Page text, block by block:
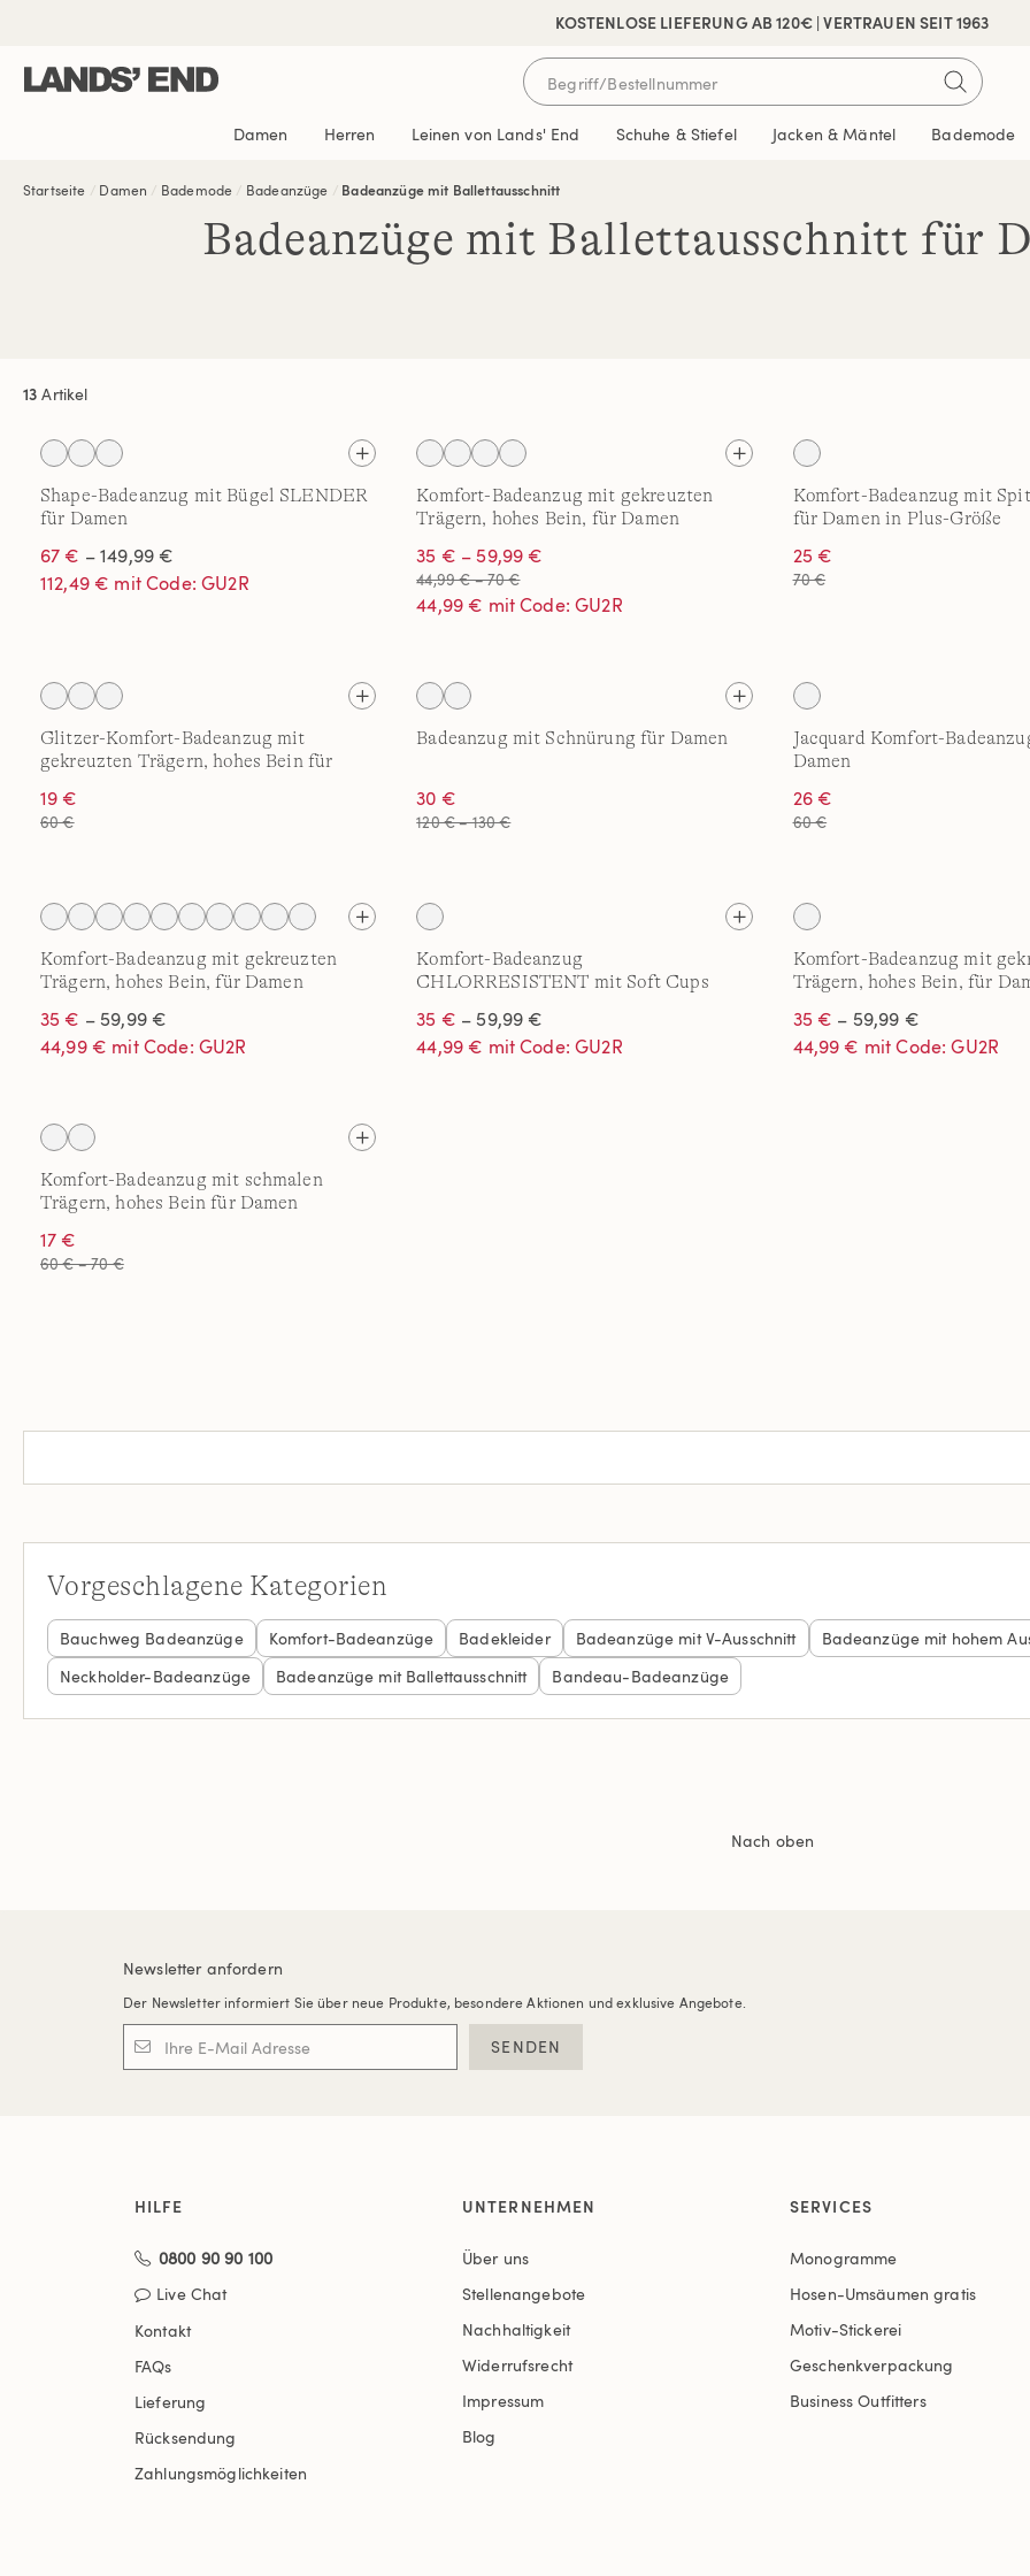
Inhalt
Navigation
Suche
KOSTENLOSE LIEFERUNG AB 120€ | VERTRAUEN SEIT 1963
🔒 SICHER BEZAHLEN
Damen Herren Leinen von Lands' End Schuhe & Stiefel Jacken & Mäntel Bademode
Startseite Damen Bademode Badeanzüge Badeanzüge mit Ballettausschnitt
Badeanzüge mit Ballettausschnitt für
13 Artikel
Shape-Badeanzug mit Bügel SLENDER
für Damen
67 € – 149,99 €
112,49 € mit Code: GU2R
Komfort-Badeanzug mit gekreuzten
Trägern, hohes Bein, für Damen
35 € – 59,99 €
44,99 € – 70 €
44,99 € mit Code: GU2R
Komfort-Badeanzug mit
für Damen in Plus-Größe
25 €
70 €
Glitzer-Komfort-Badeanzug mit
gekreuzten Trägern, hohes Bein für
19 €
60 €
Badeanzug mit Schnürung für Damen
30 €
120 € – 130 €
Jacquard Komfort-
Damen
26 €
60 €
Komfort-Badeanzug mit gekreuzten
Trägern, hohes Bein, für Damen
35 € – 59,99 €
44,99 € mit Code: GU2R
Komfort-Badeanzug
CHLORRESISTENT mit Soft Cups
35 € – 59,99 €
44,99 € mit Code: GU2R
Komfort-Badeanzug mit
Trägern, hohes Bein, für
35 € – 59,99 €
44,99 € mit Code: GU2R
Komfort-Badeanzug mit schmalen
Trägern, hohes Bein für Damen
17 €
60 € – 70 €
Vorgeschlagene Kategorien
Bauchweg Badeanzüge Komfort-Badeanzüge Badekleider Badeanzüge mit V-Ausschnitt
Badeanzüge mit hohem
Neckholder-Badeanzüge
Badeanzüge mit Ballettausschnitt Bandeau-Badeanzüge
Nach oben
Newsletter anfordern
Der Newsletter informiert Sie über neue Produkte, besondere Aktionen und exklusive Angebote.
SENDEN
HILFE
0800 90 90 100
Live Chat
Kontakt
FAQs
Lieferung
Rücksendung
Zahlungsmöglichkeiten
UNTERNEHMEN
Über uns
Stellenangebote
Nachhaltigkeit
Widerrufsrecht
Impressum
Blog
SERVICES
Monogramme
Hosen-Umsäumen gratis
Motiv-Stickerei
Geschenkverpackung
Business Outfitters